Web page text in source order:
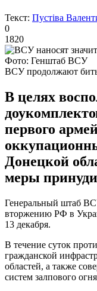
Текст: Пустіва
0
1820
Фото: Генштаб ВСУ
ВСУ продолжают бить
В целях
первого
Донецкой
меры
Генеральный штаб
вторжению РФ в
13 декабря.
В течение суток
гражданской
областей, а также
систем залпового